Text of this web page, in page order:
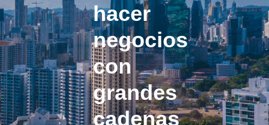
hacer
negocios
con
grandes
cadenas